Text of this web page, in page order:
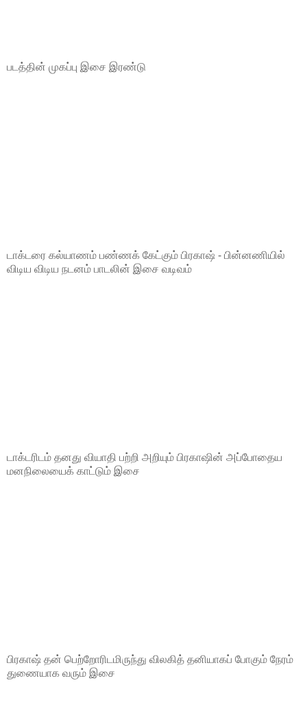
படத்தின் முகப்பு இசை இரண்டு
டாக்டரை கல்யாணம் பண்ணக் கேட்கும் பிரகாஷ் - பின்னணியில்
விடிய விடிய நடனம் பாடலின் இசை வடிவம்
டாக்டரிடம் தனது வியாதி பற்றி அறியும் பிரகாஷின் அப்போதைய
மனநிலையைக் காட்டும் இசை
பிரகாஷ் தன் பெற்றோரிடமிருந்து விலகித் தனியாகப் போகும் நேரம்
துணையாக வரும் இசை